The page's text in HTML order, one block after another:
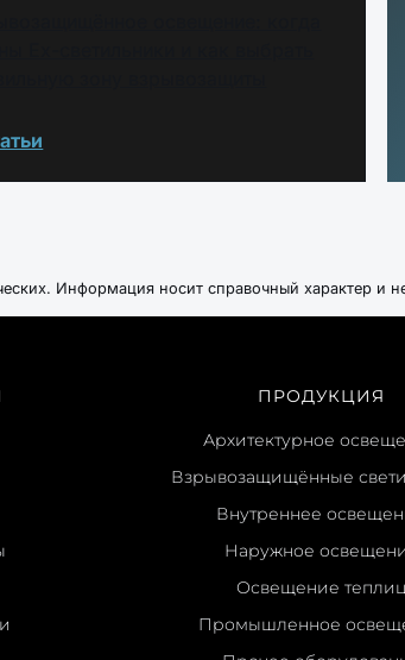
Информация носит справочный характер и
ПРОДУКЦИЯ
Архитектурное
Взрывозащищённые
Внутреннее
Наружное
Освещение теплиц
Промышленное